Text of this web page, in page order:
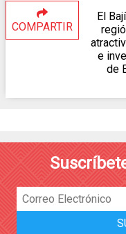
COMPARTIR
El
e
de